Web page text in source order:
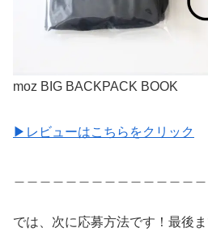
moz BIG BACKPACK BOOK
▶︎レビューはこちらをクリック
では、次に応募方法です！最後